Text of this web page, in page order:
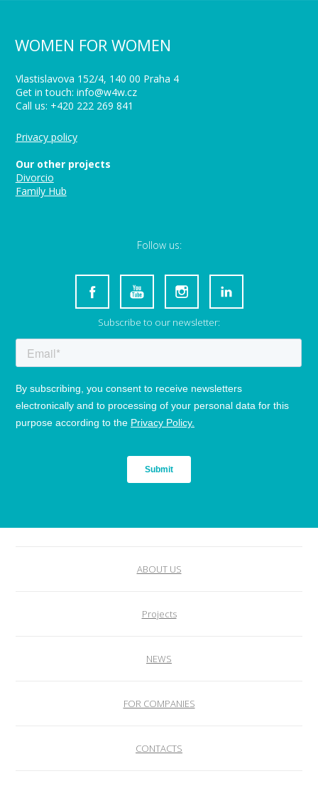
WOMEN FOR WOMEN
Vlastislavova 152/4, 140 00 Praha 4
Get in touch: info@w4w.cz
Call us: +420 222 269 841
Privacy policy
Our other projects
Divorcio
Family Hub
Follow us:
Subscribe to our newsletter:
ABOUT US
Projects
NEWS
FOR COMPANIES
CONTACTS